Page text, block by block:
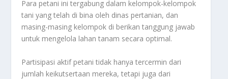
Para petani ini tergabung dalam kelompok-kelompok
tani yang telah di bina oleh dinas pertanian, dan
masing-masing kelompok di berikan tanggung jawab
untuk mengelola lahan tanam secara optimal.
Partisipasi aktif petani tidak hanya tercermin dari
jumlah keikutsertaan mereka, tetapi juga dari